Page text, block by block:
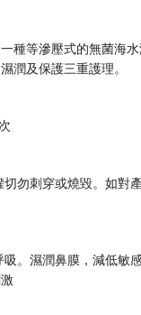
種等滲壓式的無菌海
潤及保護三重護理。
勿刺穿或燒毀。如對
。濕潤鼻膜，減低敏